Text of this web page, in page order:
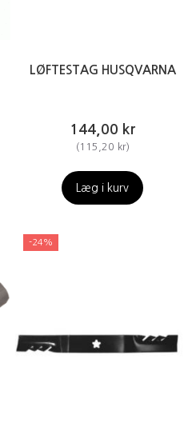
LØFTESTAG HUSQVARNA
144,00 kr
(115,20 kr)
Læg i kurv
-24%